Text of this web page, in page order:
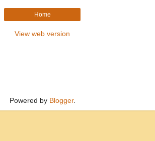
Home
View web version
Powered by Blogger.